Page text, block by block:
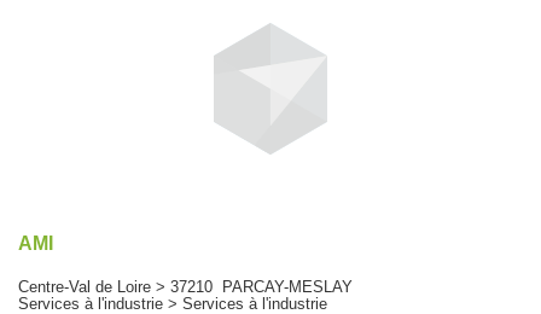
AMI
Centre-Val de Loire > 37210 PARCAY-MESLAY
Services à l'industrie > Services à l'industrie